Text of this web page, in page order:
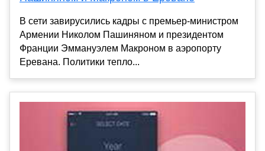
В сети завирусились кадры с премьер-министром
Армении Николом Пашиняном и президентом
Франции Эммануэлем Макроном в аэропорту
Еревана. Политики тепло...